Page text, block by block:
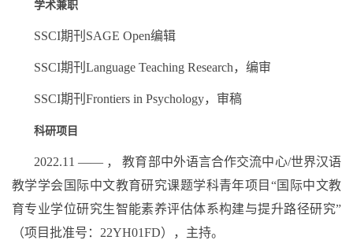
学术兼职
SSCI期刊SAGE Open编辑
SSCI期刊Language Teaching Research，编审
SSCI期刊Frontiers in Psychology，审稿
科研项目
2022.11 —— ， 教育部中外语言合作交流中心/世界汉语
教学学会国际中文教育研究课题学科青年项目“国际中文教
育专业学位研究生智能素养评估体系构建与提升路径研究”
（项目批准号：22YH01FD），主持。